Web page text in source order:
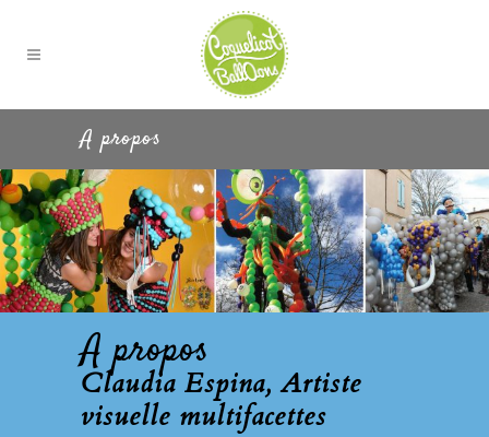
A propos
A propos
Claudia Espina, Artiste
visuelle multifacettes